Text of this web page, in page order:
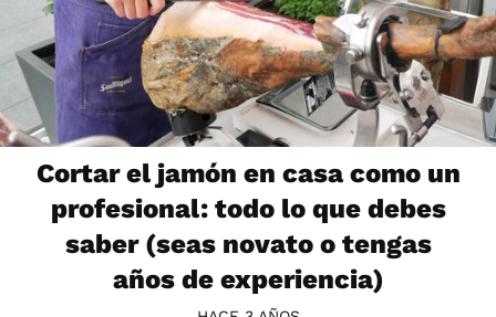
Cortar el jamón en casa como un
profesional: todo lo que debes
saber (seas novato o tengas
años de experiencia)